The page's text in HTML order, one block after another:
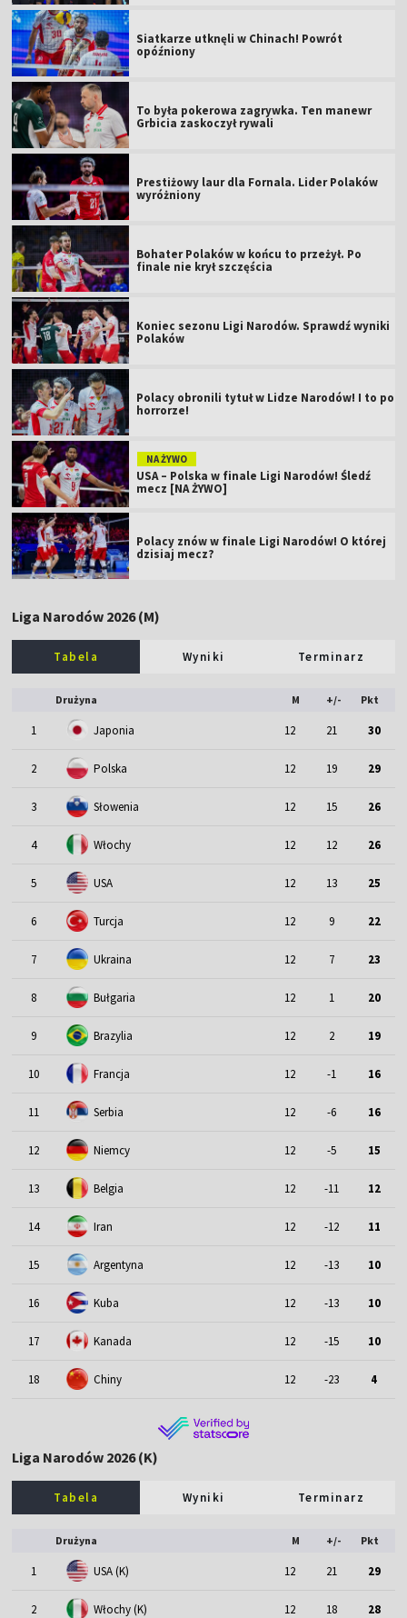
Siatkarze utknęli w Chinach! Powrót
opóźniony
To była pokerowa zagrywka. Ten manewr
Grbicia zaskoczył rywali
Prestiżowy laur dla Fornala. Lider Polaków
wyróżniony
Bohater Polaków w końcu to przeżył. Po
finale nie krył szczęścia
Koniec sezonu Ligi Narodów. Sprawdź wyniki
Polaków
Polacy obronili tytuł w Lidze Narodów! I to po
horrorze!
NA ŻYWO
USA – Polska w finale Ligi Narodów! Śledź
mecz [NA ŻYWO]
Polacy znów w finale Ligi Narodów! O której
dzisiaj mecz?
Liga Narodów 2026 (M)
Tabela Wyniki Terminarz
Drużyna M +/- Pkt
1 Japonia 12 21 30
2 Polska 12 19 29
3 Słowenia 12 15 26
4 Włochy 12 12 26
5 USA 12 13 25
6 Turcja 12 9 22
7 Ukraina 12 7 23
8 Bułgaria 12 1 20
9 Brazylia 12 2 19
10 Francja 12 -1 16
11 Serbia 12 -6 16
12 Niemcy 12 -5 15
13 Belgia 12 -11 12
14 Iran 12 -12 11
15 Argentyna 12 -13 10
16 Kuba 12 -13 10
17 Kanada 12 -15 10
18 Chiny 12 -23 4
Liga Narodów 2026 (K)
Tabela Wyniki Terminarz
Drużyna M +/- Pkt
1 USA (K) 12 21 29
2 Włochy (K) 12 18 28